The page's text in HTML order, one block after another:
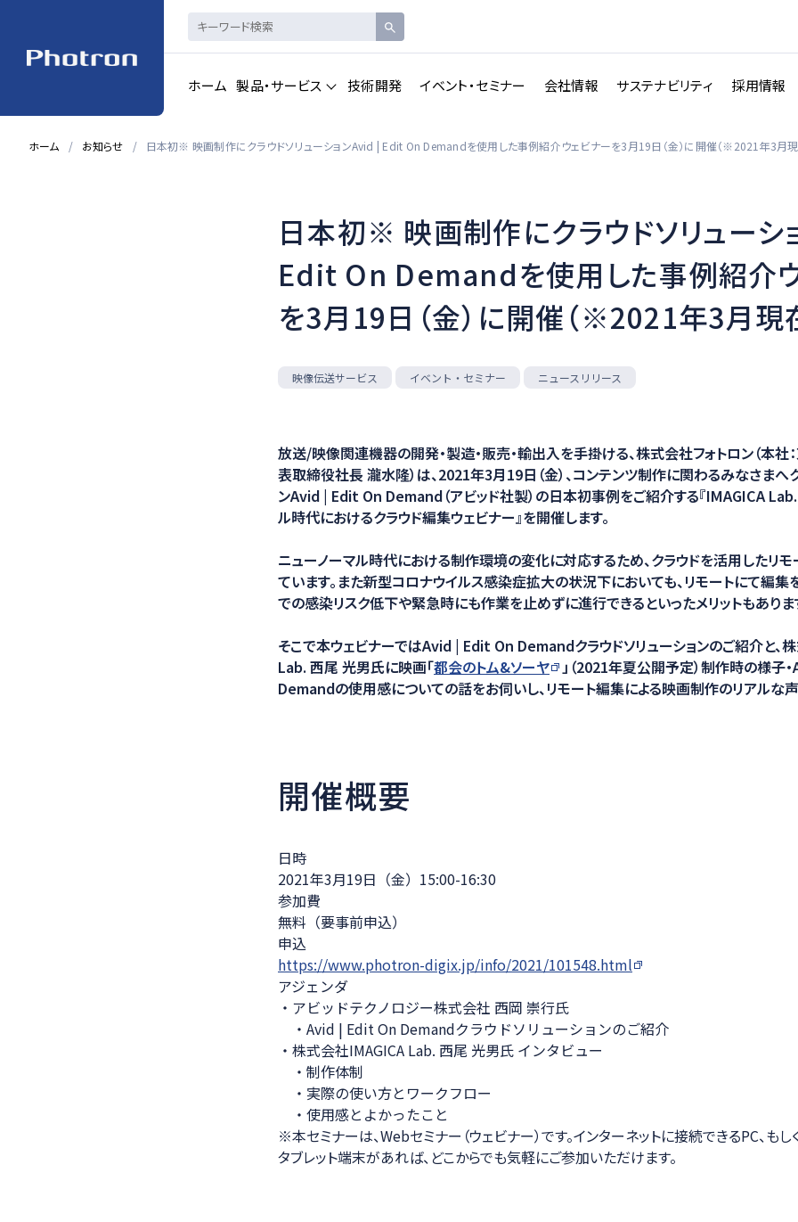
ホーム 製品・サービス 技術開発 イベント・セミナー 会社情報 サステナビリティ 採用情報
CAD製品
一覧を見る
映像伝送サービス
一覧を見る
講義収録・
画配信システム
一覧を見る
ホーム お知らせ 日本初※ 映画制作にクラウドソリューションAvid | Edit On Demandを使用した事例紹介ウェビナーを3月19日（金）に開催（※2021年3月現
日本初※ 映画制作にクラウドソリューシ
Edit On Demandを使用した事例紹介
を3月19日（金）に開催（※2021年3月現
映像伝送サービス イベント・セミナー ニュースリリース
放送/映像関連機器の開発・製造・販売・輸出入を手掛ける、株式会社フォトロン（本社
表取締役社長 瀧水隆）は、2021年3月19日（金）、コンテンツ制作に関わるみなさまへ
ンAvid | Edit On Demand（アビッド社製）の日本初事例をご紹介する『IMAGICA Lab.
ル時代におけるクラウド編集ウェビナー』を開催します。
ニューノーマル時代における制作環境の変化に対応するため、クラウドを活用したリ
ています。また新型コロナウイルス感染症拡大の状況下においても、リモートにて編集
での感染リスク低下や緊急時にも作業を止めずに進行できるといったメリットもありま
そこで本ウェビナーではAvid | Edit On Demandクラウドソリューションのご紹介と、
Lab. 西尾 光男氏に映画「都会のトム&ソーヤ 」（2021年夏公開予定）制作時の様子
Demandの使用感についての話をお伺いし、リモート編集による映画制作のリアルな声
開催概要
日時
2021年3月19日（金）15:00-16:30
参加費
無料（要事前申込）
申込
https://www.photron-digix.jp/info/2021/101548.html
アジェンダ
・アビッドテクノロジー株式会社 西岡 崇行氏
・Avid | Edit On Demandクラウドソリューションのご紹介
・株式会社IMAGICA Lab. 西尾 光男氏 インタビュー
・制作体制
・実際の使い方とワークフロー
・使用感とよかったこと
※本セミナーは、Webセミナー（ウェビナー）です。インターネットに接続できるPC、もし
タブレット端末があれば、どこからでも気軽にご参加いただけます。